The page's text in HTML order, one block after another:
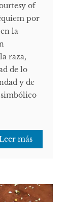
of
por
la
raza,
de lo
y de
simbólico
más